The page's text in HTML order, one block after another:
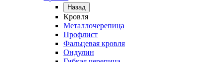
Назад
Кровля
Металлочерепица
Профлист
Фальцевая кровля
Ондулин